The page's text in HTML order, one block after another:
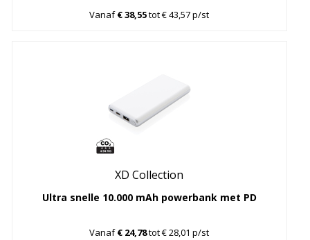
Vanaf€ 38,55tot € 43,57 p/st
XD Collection
Ultra snelle 10.000 mAh powerbank met PD
Vanaf€ 24,78tot € 28,01 p/st